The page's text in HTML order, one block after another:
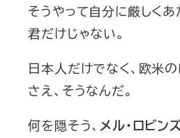
そうやって自分に厳しくあ
君だけじゃない。
日本人だけでなく、欧米
さえ、そうなんだ。
何を隠そう、 メル・ロビン